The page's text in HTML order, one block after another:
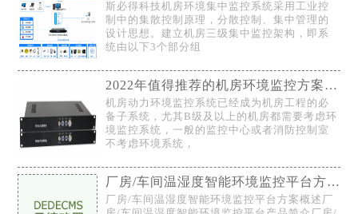
斯必得科技机房环境集中监控系统采用工业控
制中的集散控制原理，分散控制、集中管理的
设计思想。建立机房三级集中监控架构，即系
统由以下3个部分组
2022年值得推荐的机房环境监控方案，与时俱进不可错过
机房动力环境监控系统已经成为机房工程的必
备子系统，尤其B级及以上的机房都需要考虑环
境监控系统，一般的监控中心或者消防控制室
不考虑环境系统，
厂房/车间温湿度智能环境监控平台方案
厂房/车间温湿度智能环境监控平台方案概述厂